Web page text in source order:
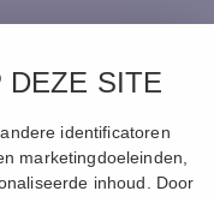
DEZE SITE
identificatoren
marketingdoeleinden,
inhoud. Door